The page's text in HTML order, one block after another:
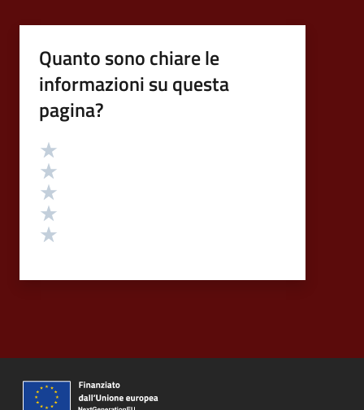
Quanto sono chiare le
informazioni su questa
pagina?
Valutazione